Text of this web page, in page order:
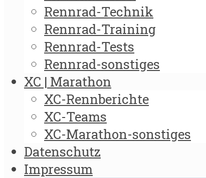
Rennrad-Technik
Rennrad-Training
Rennrad-Tests
Rennrad-sonstiges
XC | Marathon
XC-Rennberichte
XC-Teams
XC-Marathon-sonstiges
Datenschutz
Impressum